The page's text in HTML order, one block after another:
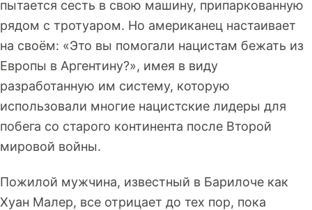
пытается сесть в свою машину, припаркованную
рядом с тротуаром. Но американец настаивает
на своём: «Это вы помогали нацистам бежать из
Европы в Аргентину?», имея в виду
разработанную им систему, которую
использовали многие нацистские лидеры для
побега со старого континента после Второй
мировой войны.
Пожилой мужчина, известный в Барилоче как
Хуан Малер, все отрицает до тех пор, пока